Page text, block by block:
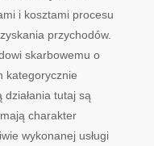
i kosztami procesu
przychodów.
skarbowemu o
kategorycznie
działania tutaj są
charakter
wykonanej usługi